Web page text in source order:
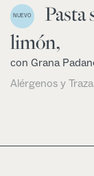
NUEVO
Pasta
limón,
con Grana
Alérgenos y